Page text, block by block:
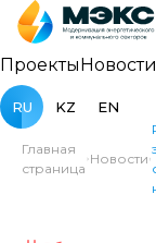
ПроектыНовости
RU KZ EN
Главная
страница
Новости